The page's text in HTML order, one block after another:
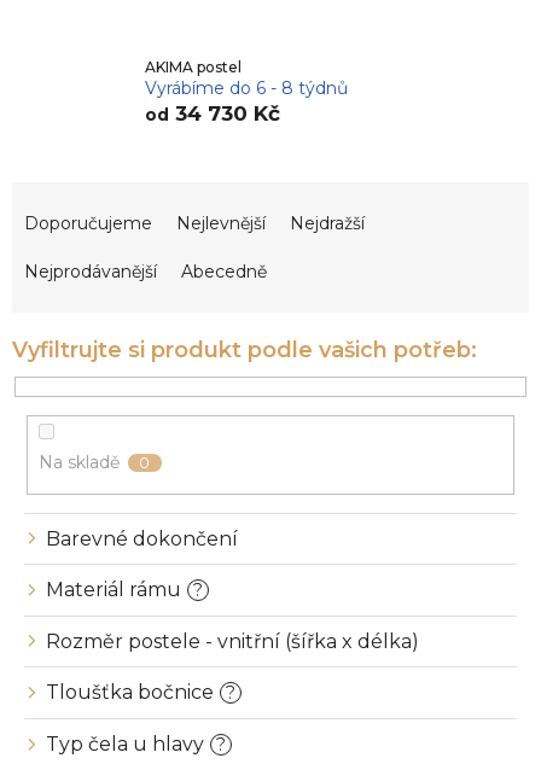
AKIMA postel
Vyrábíme do 6 - 8 týdnů
od 34 730 Kč
p
r
o
Doporučujeme Nejlevnější Nejdražší
Nejprodávanější Abecedně
Na skladě 0
Barevné dokončení
Materiál rámu ?
Rozměr postele - vnitřní (šířka x délka)
Tloušťka bočnice ?
Typ čela u hlavy ?